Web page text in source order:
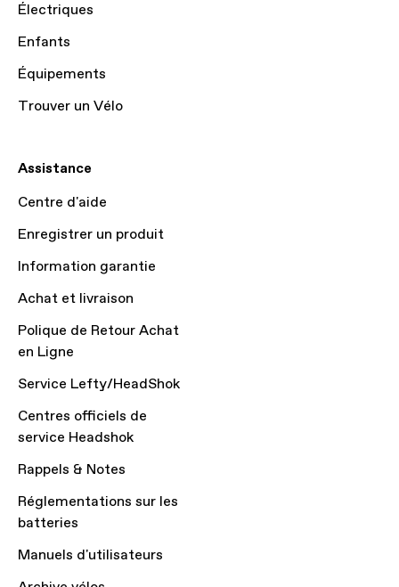
Électriques
Enfants
Équipements
Trouver un Vélo
Assistance
Centre d'aide
Enregistrer un produit
Information garantie
Achat et livraison
Polique de Retour Achat
en Ligne
Service Lefty/HeadShok
Centres officiels de
service Headshok
Rappels & Notes
Réglementations sur les
batteries
Manuels d'utilisateurs